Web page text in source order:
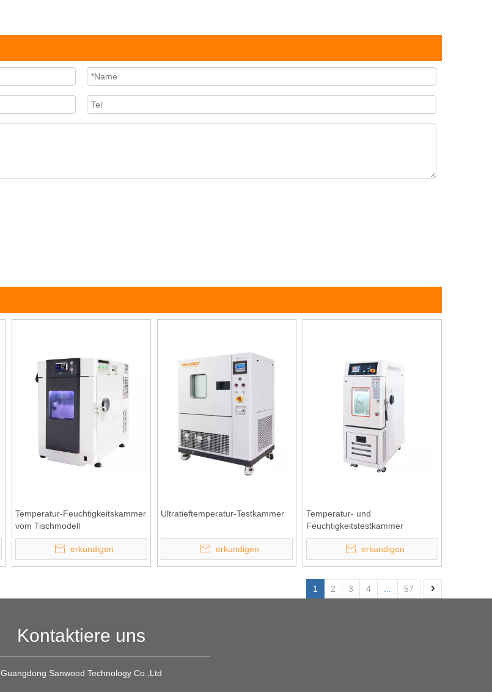
Temperatur-Feuchtigkeitskammer
vom Tischmodell
erkundigen
Ultratieftemperatur-Testkammer
erkundigen
Temperatur- und
Feuchtigkeitstestkammer
erkundigen
1 2 3 4 ... 57
Kontaktiere uns
Guangdong Sanwood Technology Co.,Ltd